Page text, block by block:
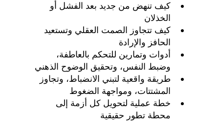
كيف تنهض من جديد بعد الفشل أو
الخذلان
كيف تتجاوز الصمت العقلي وتستعيد
الحافز والإرادة
أدوات وتمارين للتحكم بالعاطفة،
وضبط النفس، وتحقيق الوضوح الذهني
طريقة واقعية لتبني الانضباط، وتجاوز
المشتتات، ومواجهة الضغوط
خطة عملية لتحويل كل أزمة إلى
محطة تطور حقيقية